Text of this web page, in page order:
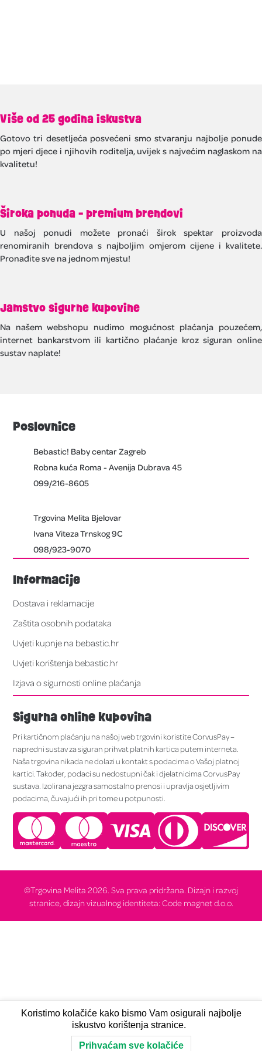
Više od 25 godina iskustva
Gotovo tri desetljeća posvećeni smo stvaranju najbolje ponude
po mjeri djece i njihovih roditelja, uvijek s najvećim naglaskom na
kvalitetu!
Široka ponuda - premium brendovi
U našoj ponudi možete pronaći širok spektar proizvoda
renomiranih brendova s najboljim omjerom cijene i kvalitete.
Pronađite sve na jednom mjestu!
Jamstvo sigurne kupovine
Na našem webshopu nudimo mogućnost plaćanja pouzećem,
internet bankarstvom ili kartično plaćanje kroz siguran online
sustav naplate!
Poslovnice
Bebastic! Baby centar Zagreb
Robna kuća Roma - Avenija Dubrava 45
099/216-8605
Trgovina Melita Bjelovar
Ivana Viteza Trnskog 9C
098/923-9070
Informacije
Dostava i reklamacije
Zaštita osobnih podataka
Uvjeti kupnje na bebastic.hr
Uvjeti korištenja bebastic.hr
Izjava o sigurnosti online plaćanja
Sigurna online kupovina
Pri kartičnom plaćanju na našoj web trgovini koristite CorvusPay –
napredni sustav za siguran prihvat platnih kartica putem interneta.
Naša trgovina nikada ne dolazi u kontakt s podacima o Vašoj platnoj
kartici. Također, podaci su nedostupni čak i djelatnicima CorvusPay
sustava. Izolirana jezgra samostalno prenosi i upravlja osjetljivim
podacima, čuvajući ih pri tome u potpunosti.
©Trgovina Melita 2026. Sva prava pridržana. Dizajn i razvoj
stranice, dizajn vizualnog identiteta: Code magnet d.o.o.
Koristimo kolačiće kako bismo Vam osigurali najbolje
iskustvo korištenja stranice.
Prihvaćam sve kolačiće